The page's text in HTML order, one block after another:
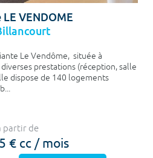
VENDOME
Le Vendôme, située à
prestations (réception, salle
dispose de 140 logements
partir de
€ cc / mois